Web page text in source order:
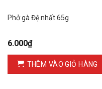
Phở gà Đệ nhất 65g
6.000₫
THÊM VÀO GIỎ HÀNG